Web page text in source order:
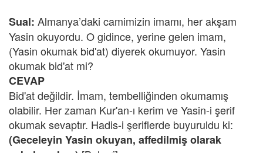
Sual: Almanya’daki camimizin imamı, her akşam
Yasin okuyordu. O gidince, yerine gelen imam,
(Yasin okumak bid'at) diyerek okumuyor. Yasin
okumak bid'at mi?
CEVAP
Bid'at değildir. İmam, tembelliğinden okumamış
olabilir. Her zaman Kur'an-ı kerim ve Yasin-i şerif
okumak sevaptır. Hadis-i şeriflerde buyuruldu ki:
(Geceleyin Yasin okuyan, affedilmiş olarak